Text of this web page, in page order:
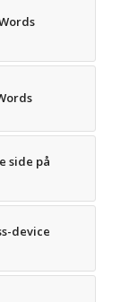
side på
device